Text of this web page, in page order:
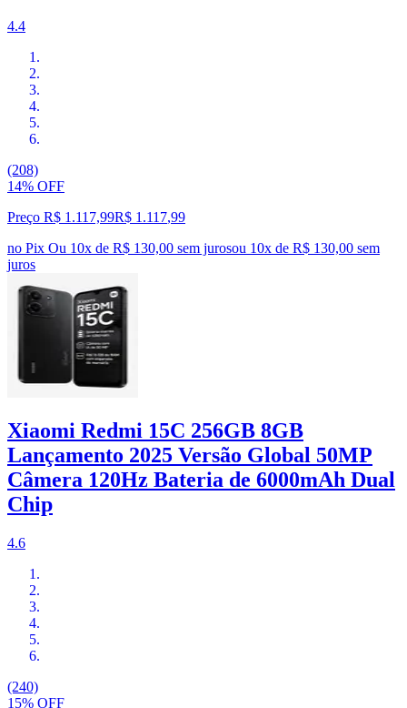
4.4
(208)
14% OFF
Preço R$ 1.117,99R$ 1.117,99
no Pix Ou 10x de R$ 130,00 sem jurosou 10x de R$ 130,00 sem
juros
Xiaomi Redmi 15C 256GB 8GB
Lançamento 2025 Versão Global 50MP
Câmera 120Hz Bateria de 6000mAh Dual
Chip
4.6
(240)
15% OFF